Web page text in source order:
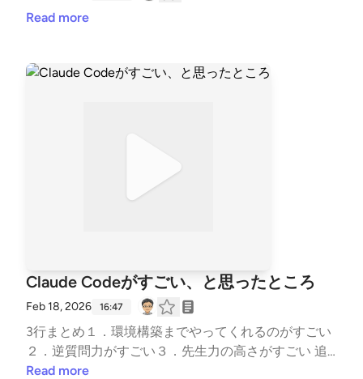
Read more
Claude Codeがすごい、と思ったところ
Feb 18, 2026 16:47
3行まとめ１．環境構築までやってくれるのがすごい
２．逆質問力がすごい３．先生力の高さがすごい 追
加：2026年2月22日：ライブ配信中に出てきた点４．
Read more